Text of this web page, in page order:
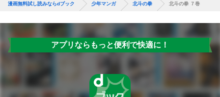
漫画無料試し読みならdブック 少年マンガ 北斗の拳 北斗の拳 ７巻
アプリならもっと便利で快適に！